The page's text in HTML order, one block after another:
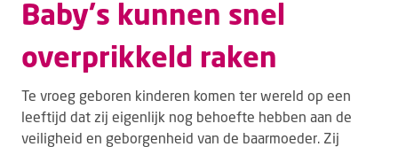
Baby's kunnen snel
overprikkeld raken
Te vroeg geboren kinderen komen ter wereld op een
leeftijd dat zij eigenlijk nog behoefte hebben aan de
veiligheid en geborgenheid van de baarmoeder. Zij